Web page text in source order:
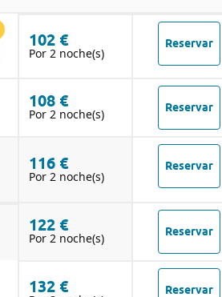
102 €
Por 2 noche(s)
Reservar
108 €
Por 2 noche(s) Reservar
116 €
Por 2 noche(s)
Reservar
122 €
Por 2 noche(s) Reservar
132 € Reservar